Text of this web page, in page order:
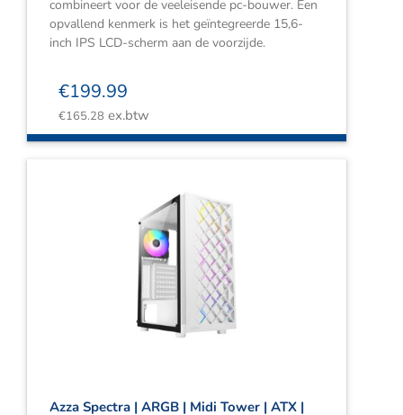
combineert voor de veeleisende pc-bouwer. Een
opvallend kenmerk is het geïntegreerde 15,6-
inch IPS LCD-scherm aan de voorzijde.
€199.99
€165.28 ex.btw
Azza Spectra | ARGB | Midi Tower | ATX |